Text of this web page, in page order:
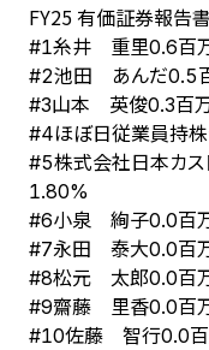
FY25 有価証券報告
#1糸井 重里0.6百
#2池田 あんだ0.5
#3山本 英俊0.3百
#4ほぼ日従業員持
#5株式会社日本カス
1.80%
#6小泉 絢子0.0百
#7永田 泰大0.0百
#8松元 太郎0.0百
#9齋藤 里香0.0百
#10佐藤 智行0.0